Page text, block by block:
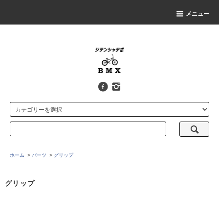
メニュー
ホーム > パーツ > グリップ
グリップ